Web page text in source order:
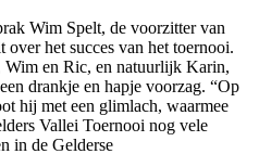
Wim Spelt, de voorzitter van
het succes van het toernooi.
Wim en Ric, en natuurlijk Karin,
drankje en hapje voorzag. “Op
hij met een glimlach, waarmee
Vallei Toernooi nog vele
in de Gelderse